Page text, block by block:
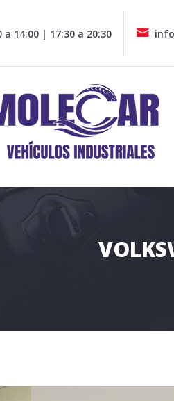
a 14:00 | 17:30 a 20:30
industriales de todas las marcas